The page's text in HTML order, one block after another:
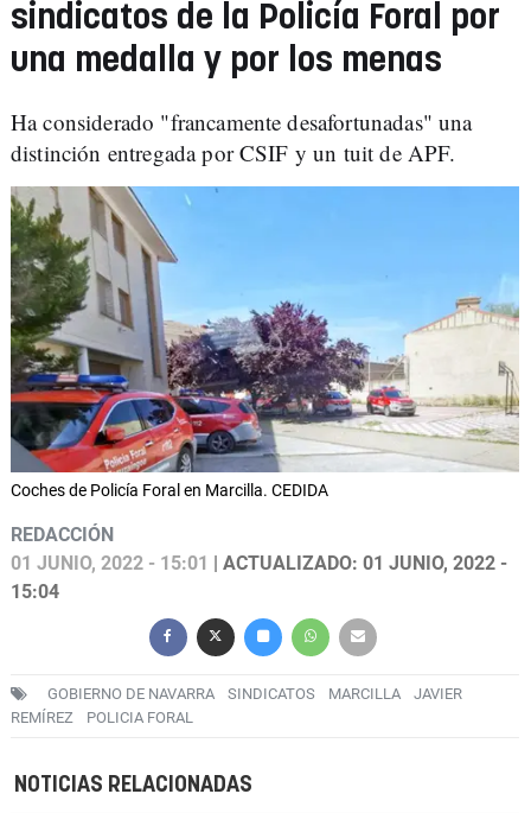
sindicatos de la Policía Foral por
una medalla y por los menas
Ha considerado "francamente desafortunadas" una
distinción entregada por CSIF y un tuit de APF.
Coches de Policía Foral en Marcilla. CEDIDA
REDACCIÓN
01 JUNIO, 2022 - 15:01
| ACTUALIZADO: 01 JUNIO, 2022 -
15:04
GOBIERNO DE NAVARRA SINDICATOS MARCILLA
JAVIER
REMÍREZ
POLICIA FORAL
NOTICIAS RELACIONADAS